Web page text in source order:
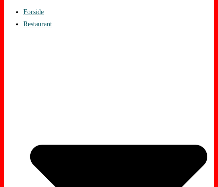
Forside
Restaurant